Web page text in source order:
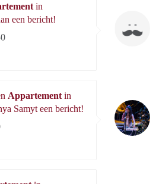
in
een bericht!
Appartement in
Samyt een bericht!